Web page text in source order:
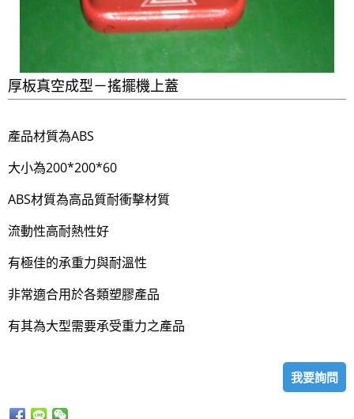
厚板真空成型－搖擺機上蓋
產品材質為ABS
大小為200*200*60
ABS材質為高品質耐衝擊材質
流動性高耐熱性好
有極佳的承重力與耐溫性
非常適合用於各類塑膠產品
有其為大型需要承受重力之產品
我要詢問